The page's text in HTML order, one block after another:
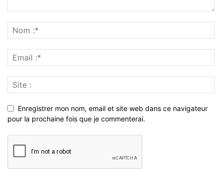
Enregistrer mon nom, email et site web dans ce navigateur
pour la prochaine fois que je commenterai.